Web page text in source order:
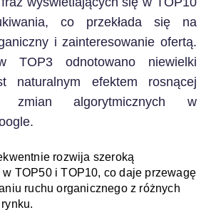
co przekłada się na
i zainteresowanie ofertą.
TOP3 odnotowano niewielki
naturalnym efektem rosnącej
zmian algorytmicznych w
rozwija szeroką
TOP50 i TOP10, co daje przewagę
ruchu organicznego z różnych